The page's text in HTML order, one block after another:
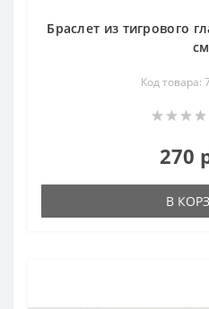
Браслет из тигрового
см
Код товара:
270
В